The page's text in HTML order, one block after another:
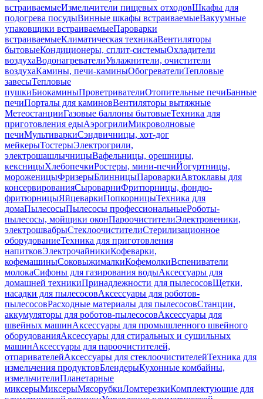
встраиваемыеИзмельчители пищевых отходовШкафы для
подогрева посудыВинные шкафы встраиваемыеВакуумные
упаковщики встраиваемыеПароварки
встраиваемыеКлиматическая техникаВентиляторы
бытовыеКондиционеры, сплит-системыОхладители
воздухаВодонагревателиУвлажнители, очистители
воздухаКамины, печи-каминыОбогревателиТепловые
завесыТепловые
пушкиБиокаминыПроветривателиОтопительные печиБанные
печиПорталы для каминовВентиляторы вытяжные
МетеостанцииГазовые баллоны бытовыеТехника для
приготовления едыАэрогрилиМикроволновые
печиМультиваркиСэндвичницы, хот-дог
мейкерыТостерыЭлектрогрили,
электрошашлычницыВафельницы, орешницы,
кексницыХлебопечкиРостеры, мини-печиЙогуртницы,
мороженицыФризерыБлинницыПароваркиАвтоклавы для
консервированияСыроварниФритюрницы, фондю-
фритюрницыЯйцеваркиПопкорницыТехника для
домаПылесосыПылесосы профессиональныеРоботы-
пылесосы, мойщики оконПароочистителиЭлектровеники,
электрошвабрыСтеклоочистителиСтерилизационное
оборудованиеТехника для приготовления
напитковЭлектрочайникиКофеварки,
кофемашиныСоковыжималкиКофемолкиВспениватели
молокаСифоны для газирования водыАксессуары для
домашней техникиПринадлежности для пылесосовЩетки,
насадки для пылесосовАксессуары для роботов-
пылесосовРасходные материалы для пылесосовСтанции,
аккумуляторы для роботов-пылесосовАксессуары для
швейных машинАксессуары для промышленного швейного
оборудованияАксессуары для стиральных и сушильных
машинАксессуары для пароочистителей,
отпаривателейАксессуары для стеклоочистителейТехника для
измельчения продуктовБлендерыКухонные комбайны,
измельчителиПланетарные
миксерыМиксерыМясорубкиЛомтерезкиКомплектующие для